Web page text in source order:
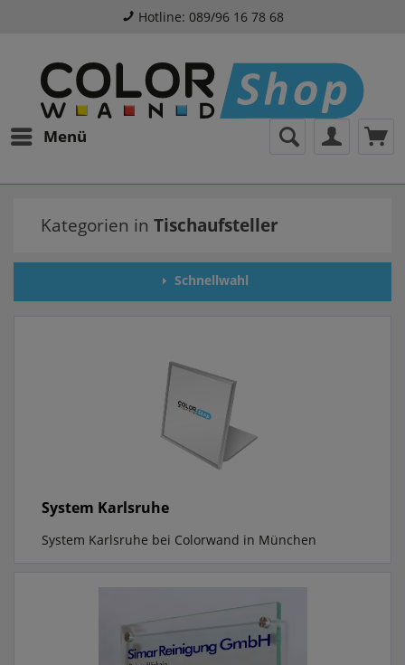
Hotline: 089/96 16 78 68
Menü
Kategorien in Tischaufsteller
Schnellwahl
System Karlsruhe
System Karlsruhe bei Colorwand in München